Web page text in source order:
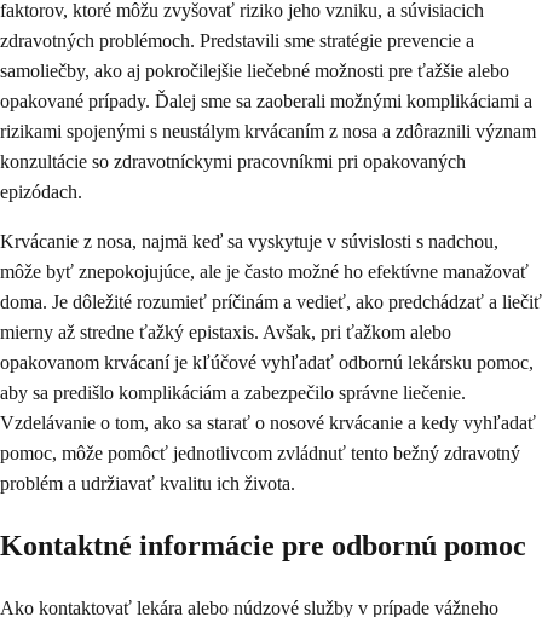
faktorov, ktoré môžu zvyšovať riziko jeho vzniku, a súvisiacich
zdravotných problémoch. Predstavili sme stratégie prevencie a
samoliečby, ako aj pokročilejšie liečebné možnosti pre ťažšie alebo
opakované prípady. Ďalej sme sa zaoberali možnými komplikáciami a
rizikami spojenými s neustálym krvácaním z nosa a zdôraznili význam
konzultácie so zdravotníckymi pracovníkmi pri opakovaných
epizódach.
Krvácanie z nosa, najmä keď sa vyskytuje v súvislosti s nadchou,
môže byť znepokojujúce, ale je často možné ho efektívne manažovať
doma. Je dôležité rozumieť príčinám a vedieť, ako predchádzať a liečiť
mierny až stredne ťažký epistaxis. Avšak, pri ťažkom alebo
opakovanom krvácaní je kľúčové vyhľadať odbornú lekársku pomoc,
aby sa predišlo komplikáciám a zabezpečilo správne liečenie.
Vzdelávanie o tom, ako sa starať o nosové krvácanie a kedy vyhľadať
pomoc, môže pomôcť jednotlivcom zvládnuť tento bežný zdravotný
problém a udržiavať kvalitu ich života.
Kontaktné informácie pre odbornú pomoc
Ako kontaktovať lekára alebo núdzové služby v prípade vážneho